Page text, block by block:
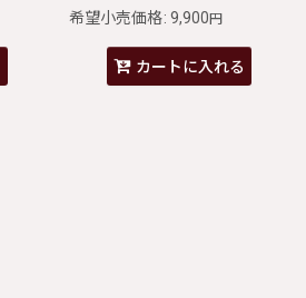
希望小売価格: 9,900円
カートに入れる